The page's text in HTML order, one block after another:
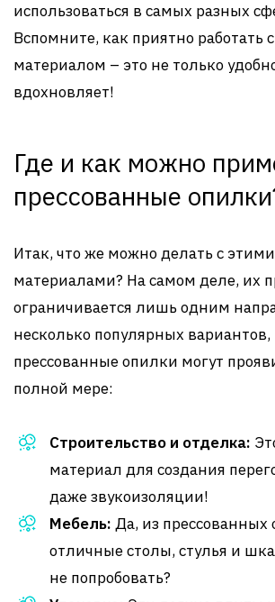
использоваться в самых разных
Вспомните, как приятно работать
материалом – это не только
вдохновляет!
Где и как можно
прессованные
Итак, что же можно делать с
материалами? На самом деле, их
ограничивается лишь одним
несколько популярных вариантов,
прессованные опилки могут
полной мере:
Строительство и отделка:
материал для создания
даже звукоизоляции!
Мебель: Да, из
отличные столы, стулья и
не попробовать?